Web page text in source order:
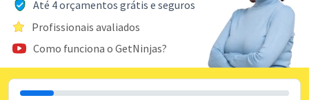
Até 4 orçamentos grátis e seguros
Profissionais avaliados
Como funciona o GetNinjas?